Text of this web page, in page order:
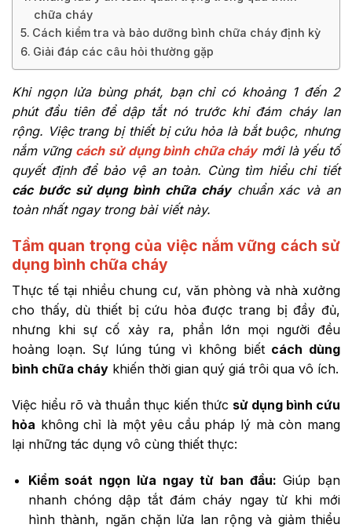
chữa cháy
Cách kiểm tra và bảo dưỡng bình chữa cháy định kỳ
Giải đáp các câu hỏi thường gặp
Khi ngọn lửa bùng phát, bạn chỉ có khoảng 1 đến 2
phút đầu tiên để dập tắt nó trước khi đám cháy lan
rộng. Việc trang bị thiết bị cứu hỏa là bắt buộc, nhưng
nắm vững cách sử dụng bình chữa cháymới là yếu tố
quyết định để bảo vệ an toàn. Cùng tìm hiểu chi tiết
các bước sử dụng bình chữa cháychuẩn xác và an
toàn nhất ngay trong bài viết này.
Tầm quan trọng của việc nắm vững cách sử
dụng bình chữa cháy
Thực tế tại nhiều chung cư, văn phòng và nhà xưởng
cho thấy, dù thiết bị cứu hỏa được trang bị đầy đủ,
nhưng khi sự cố xảy ra, phần lớn mọi người đều
hoảng loạn. Sự lúng túng vì không biết cách dùng
bình chữa cháy khiến thời gian quý giá trôi qua vô ích.
Việc hiểu rõ và thuần thục kiến thức sử dụng bình cứu
hỏa không chỉ là một yêu cầu pháp lý mà còn mang
lại những tác dụng vô cùng thiết thực:
Kiểm soát ngọn lửa ngay từ ban đầu: Giúp bạn
nhanh chóng dập tắt đám cháy ngay từ khi mới
hình thành, ngăn chặn lửa lan rộng và giảm thiểu